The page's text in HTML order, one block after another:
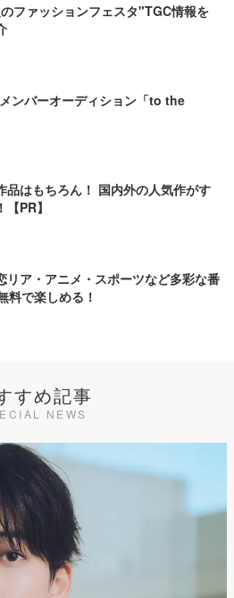
ファッションフェスタ"TGC情報を
ンバーオーディション「to the
品はもちろん！ 国内外の人気作がす
PR】
リア・アニメ・スポーツなど多彩な番
料で楽しめる！
すめ記事
NEWS